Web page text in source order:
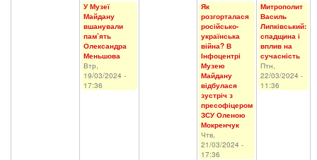
У Музеї
Майдану
вшанували
пам’ять
Олександра
Меньшова
Втр,
19/03/2024 -
17:36
Як
розгорталася
російсько-
українська
війна? В
Інфоцентрі
Музею
Майдану
відбулася
зустріч з
пресофіцером
ЗСУ Оленою
Мокренчук
Чтв,
21/03/2024 -
17:36
Митрополит
Василь
Липківський:
спадщина і
вплив на
сучасність
Птн,
22/03/2024 -
11:36